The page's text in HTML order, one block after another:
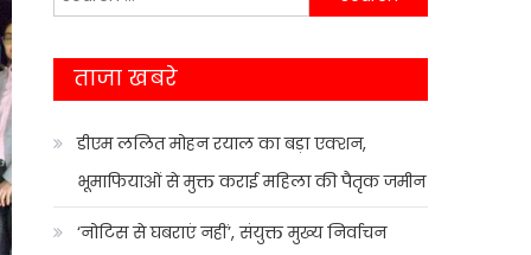
for:
ताजा खबरे
डीएम ललित मोहन रयाल का बड़ा एक्शन,
भूमाफियाओं से मुक्त कराई महिला की पैतृक जमीन
‘नोटिस से घबराएं नहीं’, संयुक्त मुख्य निर्वाचन